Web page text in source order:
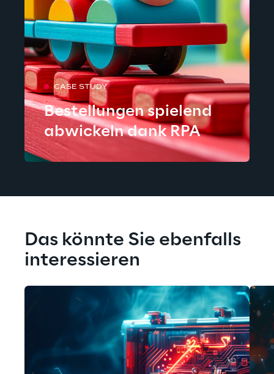
CASE STUDY
Bestellungen spielend
abwickeln dank RPA
Das könnte Sie ebenfalls
interessieren